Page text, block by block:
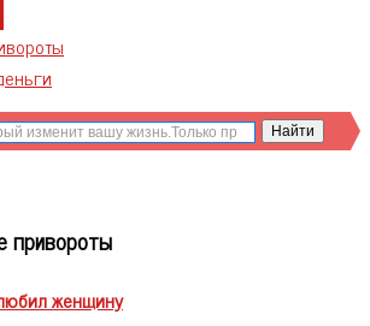
привороты
женщину